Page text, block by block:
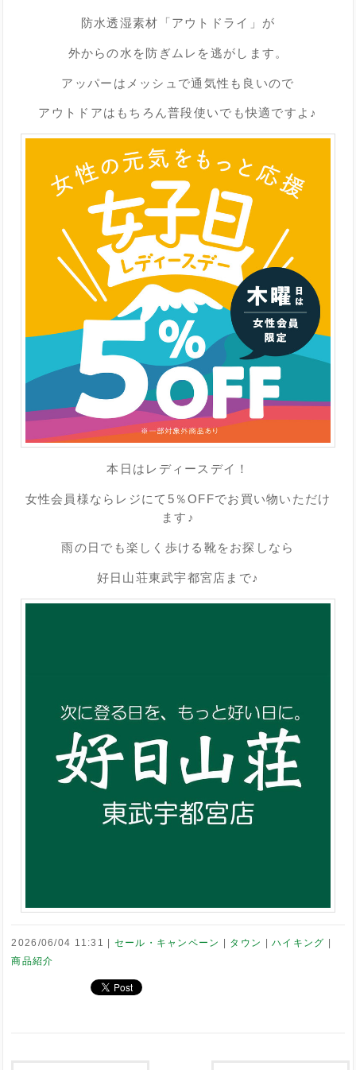
防水透湿素材「アウトドライ」が
外からの水を防ぎムレを逃がします。
アッパーはメッシュで通気性も良いので
アウトドアはもちろん普段使いでも快適ですよ♪
本日はレディースデイ！
女性会員様ならレジにて5％OFFでお買い物いただけ
ます♪
雨の日でも楽しく歩ける靴をお探しなら
好日山荘東武宇都宮店まで♪
2026/06/04 11:31 セール・キャンペーン タウン
ハイキング
商品紹介